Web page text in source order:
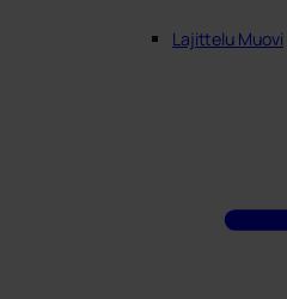
Lajittelu Muovi